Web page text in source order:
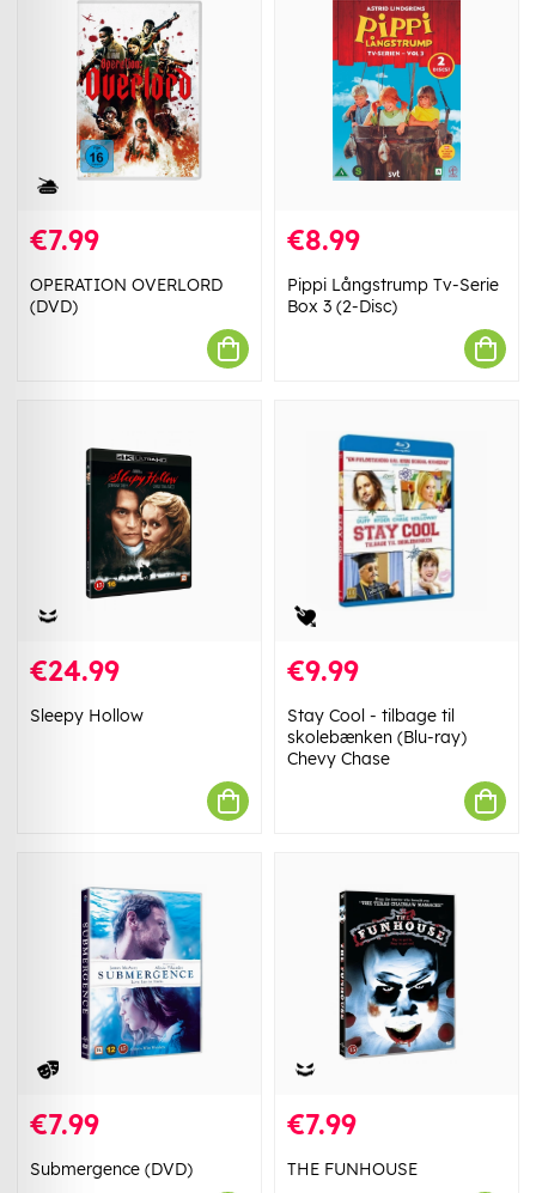
€7.99
OPERATION OVERLORD
(DVD)
€8.99
Pippi Långstrump Tv-Serie
Box 3 (2-Disc)
€24.99
Sleepy Hollow
€9.99
Stay Cool - tilbage til
skolebænken (Blu-ray)
Chevy Chase
€7.99
Submergence (DVD)
€7.99
THE FUNHOUSE